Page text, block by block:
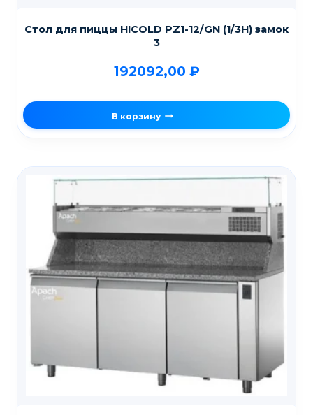
Стол для пиццы HICOLD PZ1-12/GN (1/3H) замок
3
192092,00 ₽
В корзину